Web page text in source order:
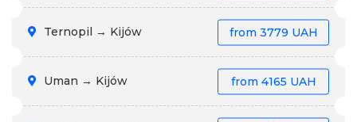
Ternopil → Kijów from 3779 UAH
Uman → Kijów from 4165 UAH